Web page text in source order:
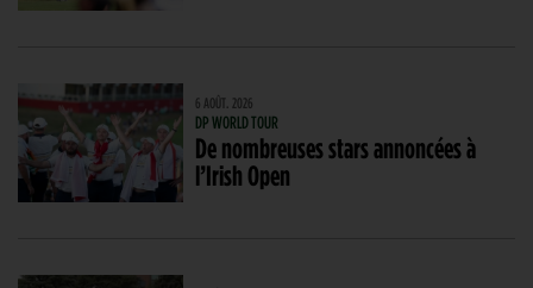
6 AOÛT. 2026
DP WORLD TOUR
De nombreuses stars annoncées à
l’Irish Open